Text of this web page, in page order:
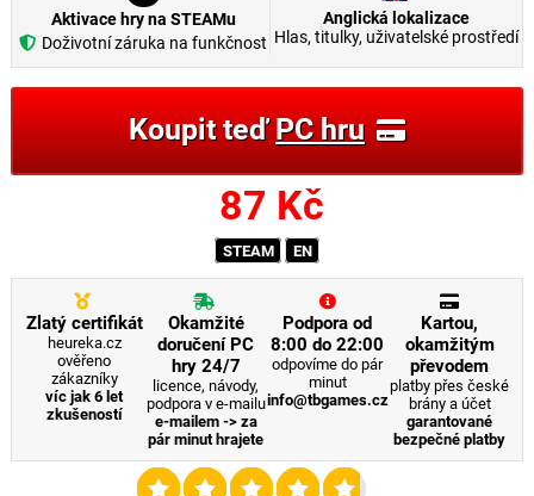
Aktivace hry na STEAMu
Doživotní záruka na funkčnost
Anglická lokalizace
Hlas, titulky, uživatelské prostředí
Koupit teďPC hru
87 Kč
STEAM EN
Zlatý certifikát
heureka.cz
ověřeno
zákazníky
víc jak 6 let
zkušeností
Okamžité
doručení PC
hry 24/7
licence, návody,
podpora v e-mailu
e-mailem -> za
pár minut hrajete
Podpora od
8:00 do 22:00
odpovíme do pár
minut
info@tbgames.cz
Kartou,
okamžitým
převodem
platby přes české
brány a účet
garantované
bezpečné platby